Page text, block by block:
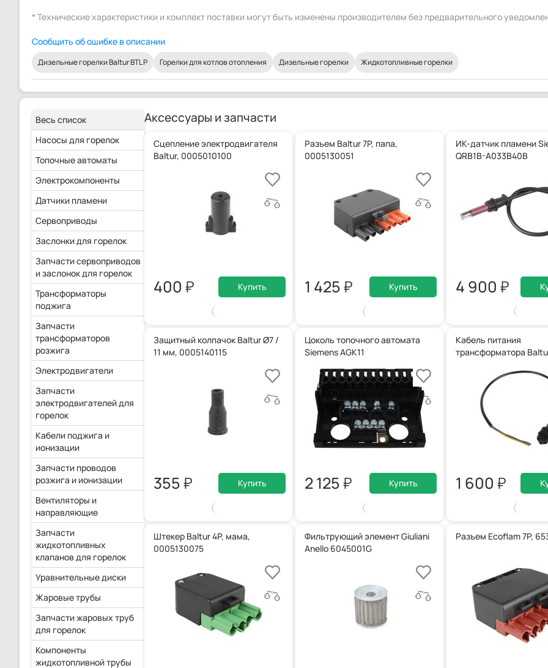
* Технические характеристики и комплект поставки могут быть изменены производителем без предварительного
Сообщить об ошибке в описании
Дизельные горелки Baltur BTL P Горелки для котлов отопления Дизельные горелки Жидкотопливные горелки
Весь список
Насосы для горелок
Топочные автоматы
Электрокомпоненты
Датчики пламени
Сервоприводы
Заслонки для горелок
Запчасти сервоприводов
и заслонок для горелок
Трансформаторы
поджига
Запчасти
трансформаторов
розжига
Электродвигатели
Запчасти
электродвигателей для
горелок
Кабели поджига и
ионизации
Запчасти проводов
розжига и ионизации
Вентиляторы и
направляющие
Запчасти
жидкотопливных
клапанов для горелок
Уравнительные диски
Жаровые трубы
Запчасти жаровых труб
для горелок
Компоненты
жидкотопливной трубы
Аксессуары и запчасти
Сцепление электродвигателя
Baltur, 0005010100
400 Купить
Разъем Baltur 7P, папа,
0005130051
1 425 Купить
ИК-датчик пламени
QRB1B-A033B40B
4 900
Защитный колпачок Baltur Ø7 /
11 мм, 0005140115
355 Купить
Цоколь топочного автомата
Siemens AGK11
2 125 Купить
Кабель питания
трансформатора
1 600
Штекер Baltur 4P, мама,
0005130075
Фильтрующий элемент Giuliani
Anello 6045001G
Разъем Ecoflam 7P,